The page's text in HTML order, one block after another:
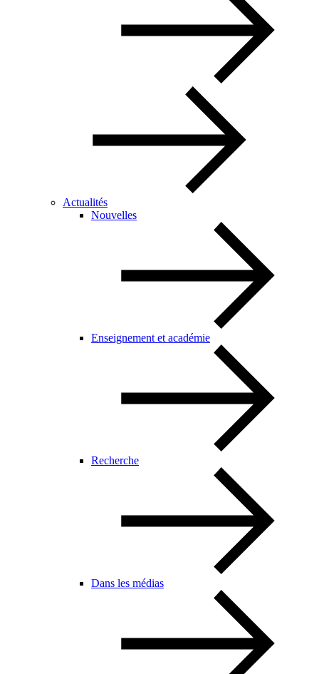
Actualités
Nouvelles
Enseignement et académie
Recherche
Dans les médias